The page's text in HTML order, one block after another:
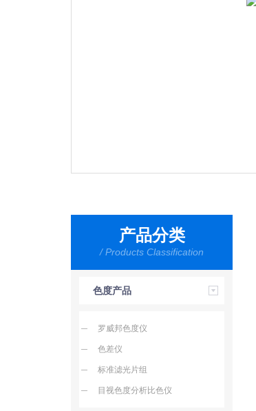
产品分类
/ Products Classification
色度产品
罗威邦色度仪
色差仪
标准滤光片组
目视色度分析比色仪